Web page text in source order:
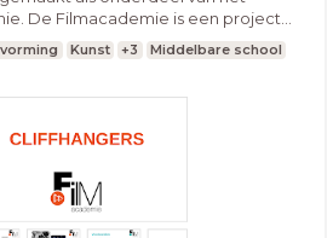
De Filmacademie is een project
College Nijmegen. Binnen
filmlessen ontwikkeld die direct in te
Ons advies is om eerst de lessen in
film” te volgen, hierna kun je één of
Kunst +3
Middelbare school